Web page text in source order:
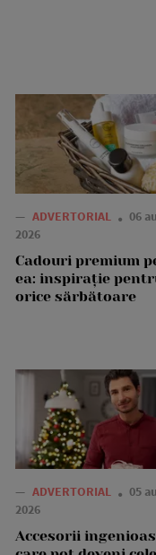
— ADVERTORIAL
06
2026
Cadouri premium
ea: inspirație
orice sărbătoare
— ADVERTORIAL
05
2026
Accesorii